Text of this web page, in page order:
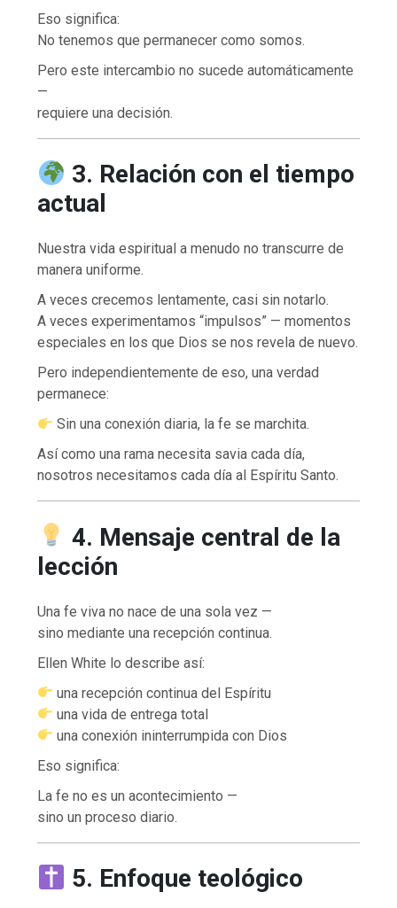
Eso significa:
No tenemos que permanecer como somos.
Pero este intercambio no sucede automáticamente
—
requiere una decisión.
3. Relación con el tiempo
actual
Nuestra vida espiritual a menudo no transcurre de
manera uniforme.
A veces crecemos lentamente, casi sin notarlo.
A veces experimentamos “impulsos” — momentos
especiales en los que Dios se nos revela de nuevo.
Pero independientemente de eso, una verdad
permanece:
Sin una conexión diaria, la fe se marchita.
Así como una rama necesita savia cada día,
nosotros necesitamos cada día al Espíritu Santo.
4. Mensaje central de la
lección
Una fe viva no nace de una sola vez —
sino mediante una recepción continua.
Ellen White lo describe así:
una recepción continua del Espíritu
una vida de entrega total
una conexión ininterrumpida con Dios
Eso significa:
La fe no es un acontecimiento —
sino un proceso diario.
5. Enfoque teológico